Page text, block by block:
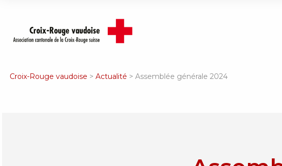
Croix-Rouge vaudoise > Actualité > Assemblée générale 2024